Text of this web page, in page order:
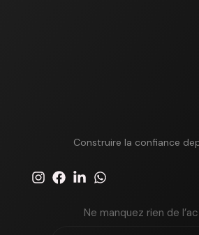
Construire la confiance
Ne manquez rien de